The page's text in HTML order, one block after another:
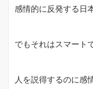
感情的に反発する日
でもそれはスマート
人を説得するのに感